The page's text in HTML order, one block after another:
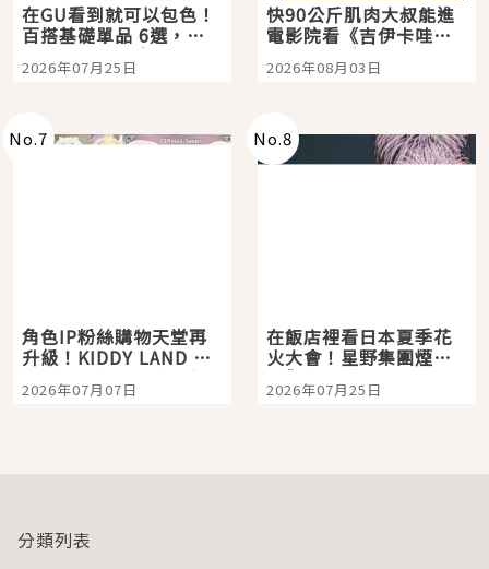
在GU看到就可以包色！
百搭基礎單品 6選，閉
眼全收也不心疼
2026年07月25日
快90公斤肌肉大叔能進
電影院看《吉伊卡哇》
嗎？日本重金屬樂團
「打首」會長與nagano
2026年08月03日
No.7
角色IP粉絲購物天堂再
升級！KIDDY LAND 原
宿店吉伊卡哇迎客，新
開幕 OMOKADO 店3分
2026年07月07日
No.8
在飯店裡看日本夏季花
火大會！星野集團煙火
景觀飯店6選，讓你不用
人擠人悠閒欣賞
2026年07月25日
分類列表